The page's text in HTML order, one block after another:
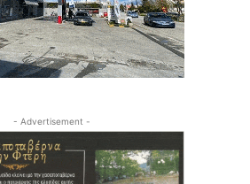
- Advertisement -